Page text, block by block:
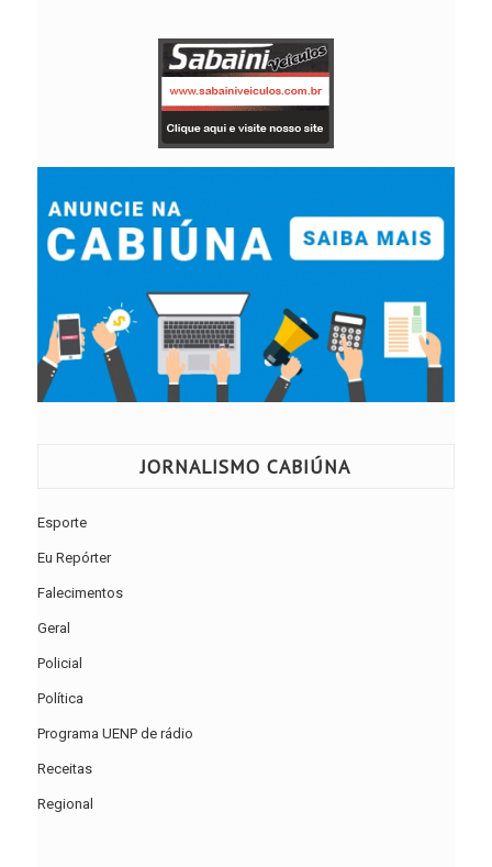
JORNALISMO CABIÚNA
Esporte
Eu Repórter
Falecimentos
Geral
Policial
Política
Programa UENP de rádio
Receitas
Regional